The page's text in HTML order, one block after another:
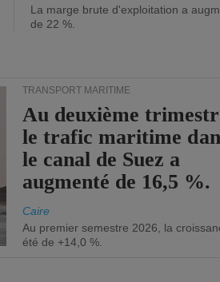
La marge brute d'exploitation a
de 22 %.
TRANSPORT MARITIME
Au deuxième
le trafic maritime
le canal de Suez a
augmenté de 16,5 %.
Caire
Au premier semestre 2026, la
été de +14,0 %.